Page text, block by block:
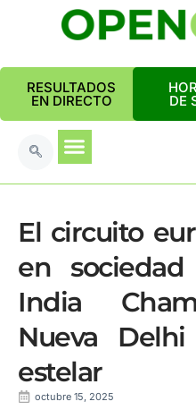
RESULTADOS
EN DIRECTO DE
El circuito
en
India
Nueva
estelar
octubre 15, 2025